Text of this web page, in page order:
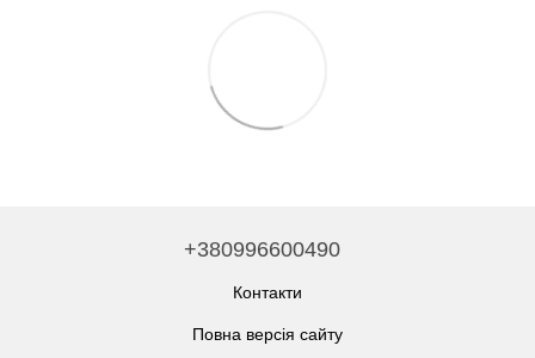
+380996600490
Контакти
Повна версія сайту